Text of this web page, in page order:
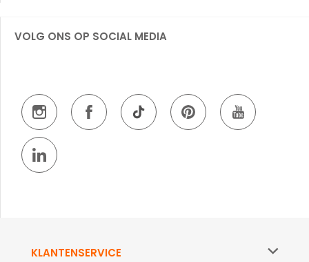
VOLG ONS OP SOCIAL MEDIA
KLANTENSERVICE